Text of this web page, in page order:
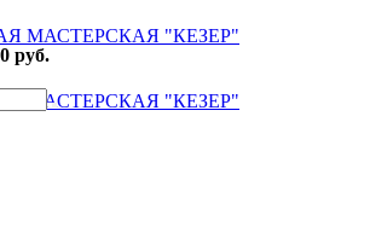
0 руб.
МАСТЕРСКАЯ "КЕЗЕР"
МАСТЕРСКАЯ "КЕЗЕР"